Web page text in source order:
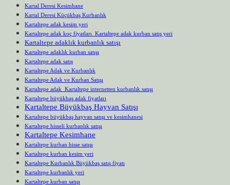
Kartal Deresi Kesimhane
Kartal Deresi Küçükbaş Kurbanlık
Kartaltepe adak kesim yeri
Kartaltepe adak koç fiyatları Kartaltepe adak kurban satış yeri
Kartaltepe adaklık kurbanlık satışı
Kartaltepe adaklık kurban satışı
Kartaltepe adak satış
Kartaltepe Adak ve Kurbanlık
Kartaltepe Adak ve Kurban Satışı
Kartaltepe adak Kartaltepe internetten kurbanlık satışı
Kartaltepe büyükbaş adak fiyatları
Kartaltepe Büyükbaş Hayvan Satışı
Kartaltepe büyükbaş hayvan satışı ve kesimhanesi
Kartaltepe hisseli kurbanlık satışı
Kartaltepe Kesimhane
Kartaltepe kurban hisse satışı
Kartaltepe kurban kesim yeri
Kartaltepe Kurbanlık Büyükbaş satış fiyatı
Kartaltepe kurbanlık yeri
Kartaltepe kurban satışı